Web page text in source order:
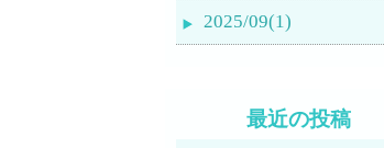
2025/09(1)
最近の投稿